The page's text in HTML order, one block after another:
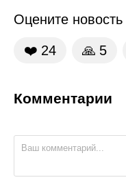
Оцените новость
❤️ 24 🙏 5
Комментарии